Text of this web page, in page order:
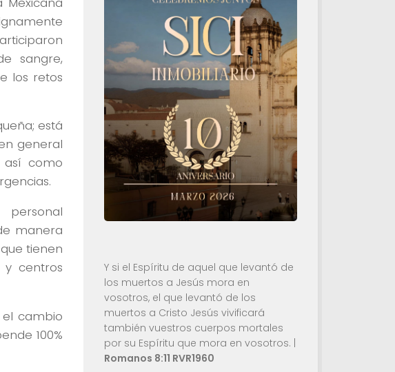
sangre,
los retos
está
general
como
manera
tienen
y centros
cambio
100%
Y si el Espíritu de aquel que levantó de
los muertos a Jesús mora en
vosotros, el que levantó de los
muertos a Cristo Jesús vivificará
también vuestros cuerpos mortales
por su Espíritu que mora en vosotros. |
Romanos 8:11 RVR1960